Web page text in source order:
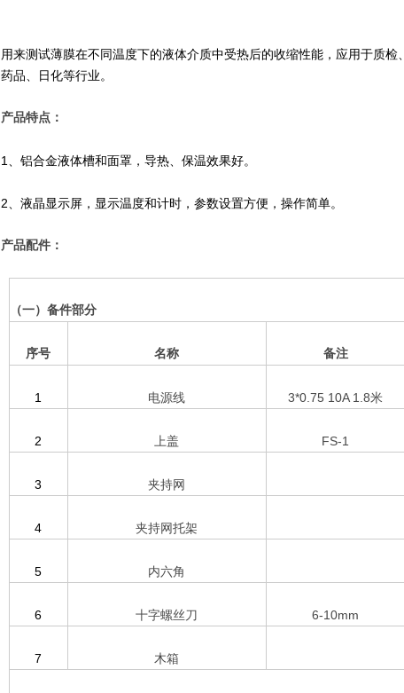
用来测试薄膜在不同温度下的液体介质中受热后的收缩性能，应用于质检
药品、日化等行业。
产品特点：
1、铝合金液体槽和面罩，导热、保温效果好。
2、液晶显示屏，显示温度和计时，参数设置方便，操作简单。
产品配件：
（一）备件部分
序号 名称 备注
1 电源线 3*0.75 10A 1.8米
2 上盖 FS-1
3 夹持网
4 夹持网托架
5 内六角
6 十字螺丝刀 6-10mm
7 木箱